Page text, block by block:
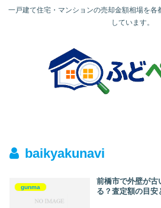
一戸建て住宅・マンションの売却金額相場を各
しています。
baikyakunavi
gunma
前橋市で外壁が古
る？査定額の目